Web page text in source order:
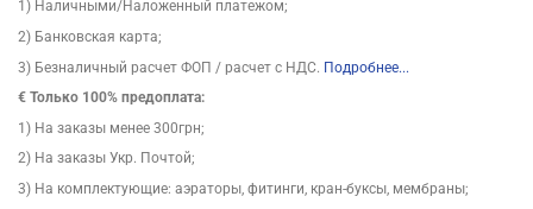
1) Наличными/Наложенный платежом;
2) Банковская карта;
3) Безналичный расчет ФОП / расчет с НДС. Подробнее...
€ Только 100% предоплата:
1) На заказы менее 300грн;
2) На заказы Укр. Почтой;
3) На комплектующие: аэраторы, фитинги, кран-буксы, мембраны;